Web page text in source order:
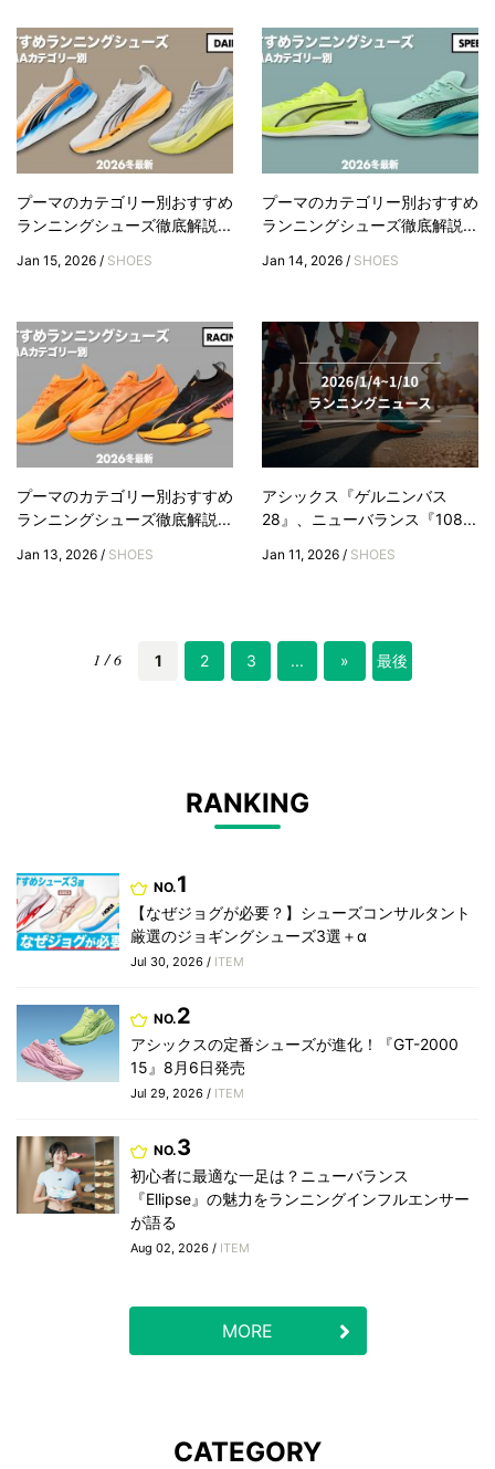
プーマのカテゴリー別おすすめ
ランニングシューズ徹底解説...
Jan 15, 2026 / SHOES
プーマのカテゴリー別おすすめ
ランニングシューズ徹底解説...
Jan 14, 2026 / SHOES
プーマのカテゴリー別おすすめ
ランニングシューズ徹底解説...
Jan 13, 2026 / SHOES
アシックス『ゲルニンバス
28』、ニューバランス『108...
Jan 11, 2026 / SHOES
1 / 6 1 2 3 ... » 最後
RANKING
NO.1
【なぜジョグが必要？】シューズコンサルタント
厳選のジョギングシューズ3選＋α
Jul 30, 2026 / ITEM
NO.2
アシックスの定番シューズが進化！『GT-2000
15』8月6日発売
Jul 29, 2026 / ITEM
NO.3
初心者に最適な一足は？ニューバランス
『Ellipse』の魅力をランニングインフルエンサー
が語る
Aug 02, 2026 / ITEM
MORE
CATEGORY